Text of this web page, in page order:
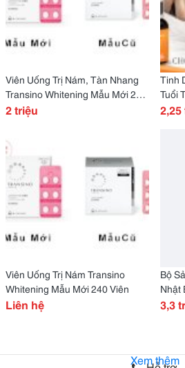
Viên Uống Trị Nám, Tàn Nhang
Transino Whitening Mẫu Mới 240
Viên
2 triệu
Tinh
Tuổi
Viên Uống Trị Nám Transino
Whitening Mẫu Mới 240 Viên
Liên hệ
Bộ
Nhật
3,3
Xem thêm